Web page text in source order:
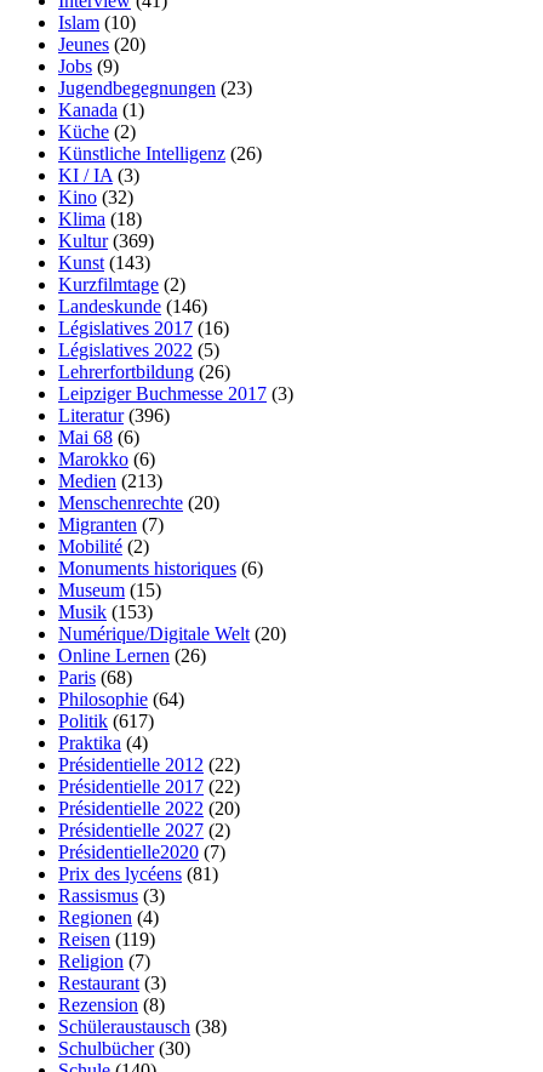
Islam (10)
Jeunes (20)
Jobs (9)
Jugendbegegnungen (23)
Kanada (1)
Küche (2)
Künstliche Intelligenz (26)
KI / IA (3)
Kino (32)
Klima (18)
Kultur(369)
Kunst (143)
Kurzfilmtage (2)
Landeskunde (146)
Législatives 2017 (16)
Législatives 2022 (5)
Lehrerfortbildung (26)
Leipziger Buchmesse 2017 (3)
Literatur(396)
Mai 68 (6)
Marokko (6)
Medien (213)
Menschenrechte (20)
Migranten (7)
Mobilité (2)
Monuments historiques (6)
Museum (15)
Musik (153)
Numérique/Digitale Welt (20)
Online Lernen (26)
Paris (68)
Philosophie (64)
Politik (617)
Praktika (4)
Présidentielle 2012 (22)
Présidentielle 2017 (22)
Présidentielle 2022 (20)
Présidentielle 2027 (2)
Présidentielle2020 (7)
Prix des lycéens (81)
Rassismus (3)
Regionen (4)
Reisen (119)
Religion (7)
Restaurant (3)
Rezension (8)
Schüleraustausch (38)
Schulbücher(30)